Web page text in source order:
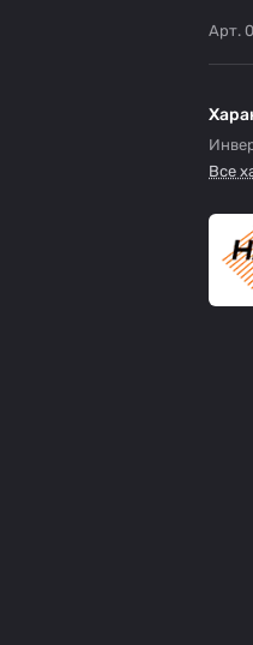
Арт.
Все